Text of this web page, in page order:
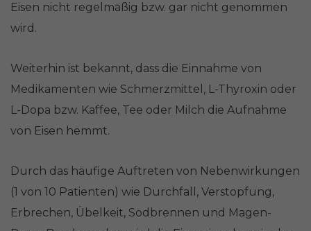
Eisen nicht regelmäßig bzw. gar nicht genommen
wird.
Weiterhin ist bekannt, dass die Einnahme von
Medikamenten wie Schmerzmittel, L-Thyroxin oder
L-Dopa bzw. Kaffee, Tee oder Milch die Aufnahme
von Eisen hemmt.
Durch das häufige Auftreten von Nebenwirkungen
(1 von 10 Patienten) wie Durchfall, Verstopfung,
Erbrechen, Übelkeit, Sodbrennen und Magen-